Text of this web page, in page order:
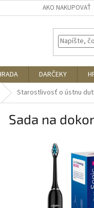
AKO NAKUPOVAŤ
DARČEKY
Starostlivosť o ústnu
Sada na